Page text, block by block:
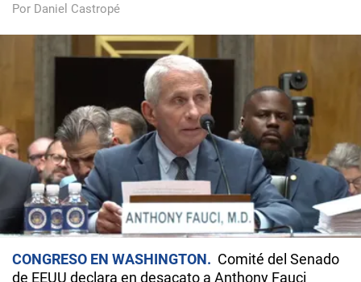
Por Daniel Castropé
CONGRESO EN WASHINGTON
Comité del Senado
de EEUU declara en desacato a Anthony Fauci